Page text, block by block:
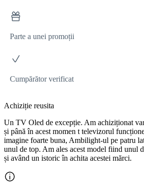
Parte a unei promoții
Cumpărător verificat
Achiziție reusita
Un TV Oled de excepție. Am achiziționat
și până în acest momen t televizorul
imagine foarte buna, Ambilight-ul pe patru
unul de top. Am ales acest model fiind unul
și având un istoric în achita acestei mărci.